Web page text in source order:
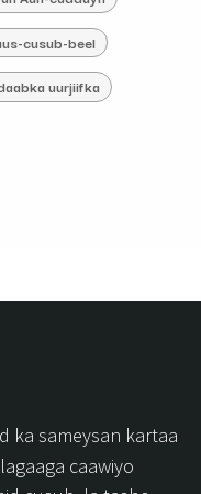
cusub-beel
uurjiifka
ka sameysan kartaa
caawiyo